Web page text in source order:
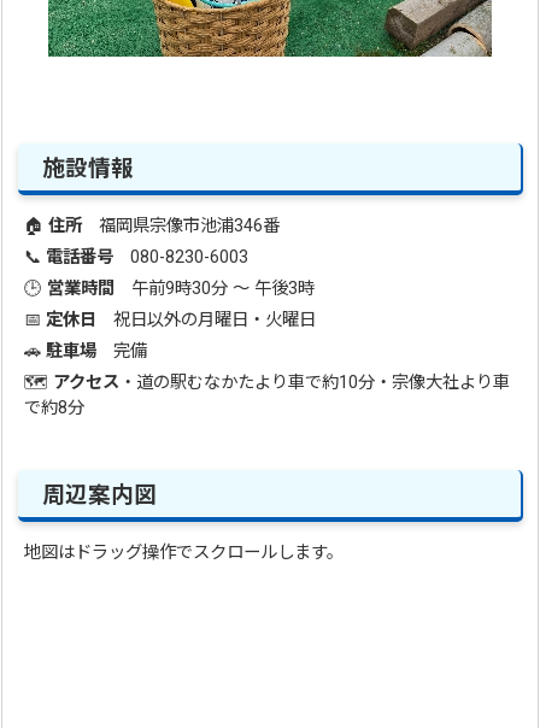
施設情報
🏠住所福岡県宗像市池浦346番
📞 電話番号080-8230-6003
🕒 営業時間 午前9時30分 ～ 午後3時
📅定休日祝日以外の月曜日・火曜日
🚗駐車場完備
🗺️ アクセス ・道の駅むなかたより車で約10分・宗像大社より車
で約8分
周辺案内図
地図はドラッグ操作でスクロールします。